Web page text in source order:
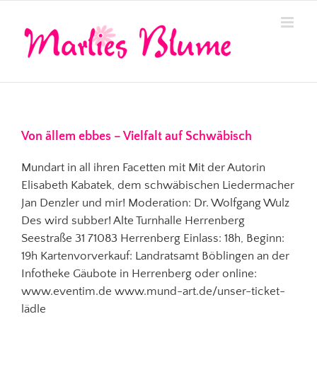
Inhalt
springen
Von ällem ebbes – Vielfalt auf Schwäbisch
Mundart in all ihren Facetten mit Mit der Autorin
Elisabeth Kabatek, dem schwäbischen Liedermacher
Jan Denzler und mir! Moderation: Dr. Wolfgang Wulz
Des wird subber! Alte Turnhalle Herrenberg
Seestraße 31 71083 Herrenberg Einlass: 18h, Beginn:
19h Kartenvorverkauf: Landratsamt Böblingen an der
Infotheke Gäubote in Herrenberg oder online:
www.eventim.de www.mund-art.de/unser-ticket-
lädle